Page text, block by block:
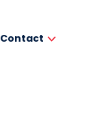
Contact